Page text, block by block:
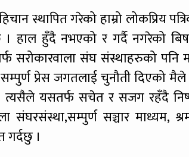
स्थापित गरेको हाम्रो लोकप्रिय
हाल हुँदै नभएको र गर्दै नगरेको
संघ संस्थाहरुको पनि म
प्रेस जगतलाई चुनौती दिएको
त्यसैले यसतर्फ सचेत र सजग रहँदै
संघरसंस्था,सम्पुर्ण सञ्चार माध्यम,
गर्दछु ।